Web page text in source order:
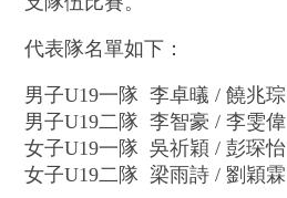
代表隊名單如下：
男子U19一隊 李卓㬢 / 饒兆琮
男子U19二隊 李智豪 / 李雯偉
女子U19一隊 吳祈穎 / 彭琛怡
女子U19二隊 梁雨詩 / 劉穎霖